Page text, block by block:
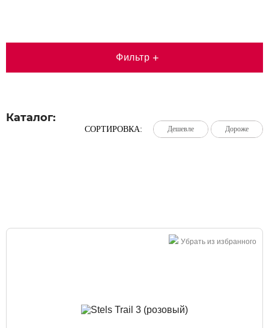
Фильтр +
Каталог:
СОРТИРОВКА: Дешевле
Дешевле
Дешевле Дороже
Дороже
Дороже
Убрать из избранного